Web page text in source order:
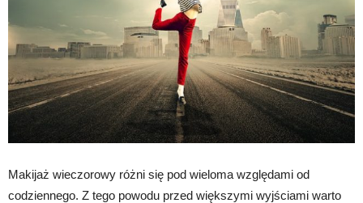
Makijaż wieczorowy różni się pod wieloma względami od
codziennego. Z tego powodu przed większymi wyjściami warto